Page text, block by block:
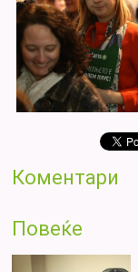
Коментари
Повеќе